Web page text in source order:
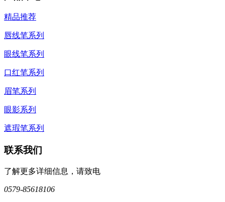
精品推荐
唇线笔系列
眼线笔系列
口红笔系列
眉笔系列
眼影系列
遮瑕笔系列
联系我们
了解更多详细信息，请致电
0579-85618106